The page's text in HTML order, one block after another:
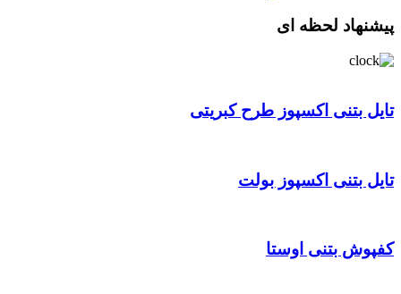
پیشنهاد لحظه ای
تایل بتنی اکسپوز طرح کبریتی
تایل بتنی اکسپوز بولت
کفپوش بتنی اوستا